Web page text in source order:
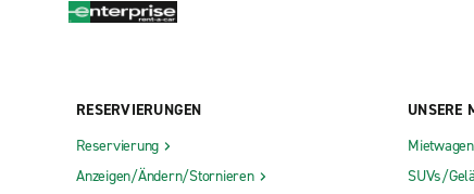
RESERVIERUNGEN
Reservierung
Anzeigen/Ändern/Stornieren
UNSERE
Mietwagen
SUVs/